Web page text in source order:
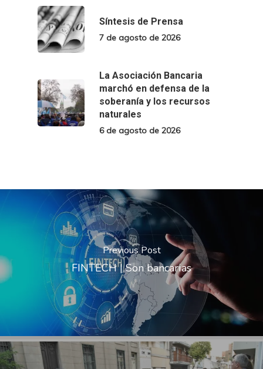
Síntesis de Prensa
7 de agosto de 2026
La Asociación Bancaria
marchó en defensa de la
soberanía y los recursos
naturales
6 de agosto de 2026
Previous Post
FINTECH | Son bancarias